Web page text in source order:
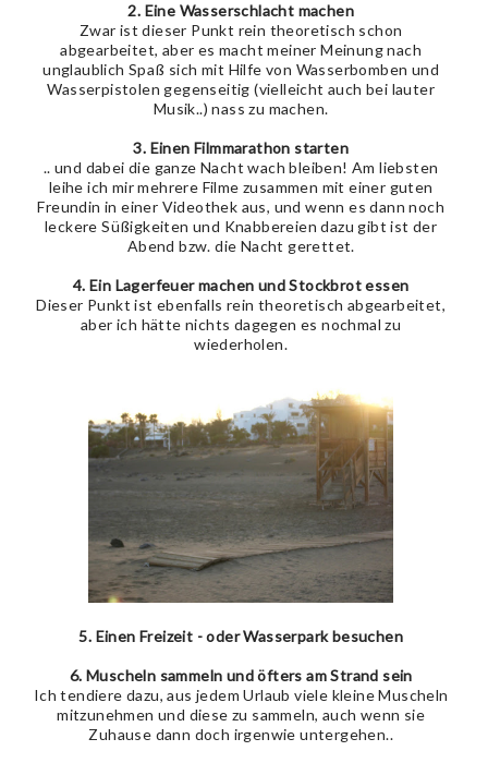
2. Eine Wasserschlacht machen
Zwar ist dieser Punkt rein theoretisch schon
abgearbeitet, aber es macht meiner Meinung nach
unglaublich Spaß sich mit Hilfe von Wasserbomben und
Wasserpistolen gegenseitig (vielleicht auch bei lauter
Musik..) nass zu machen.
3. Einen Filmmarathon starten
.. und dabei die ganze Nacht wach bleiben! Am liebsten
leihe ich mir mehrere Filme zusammen mit einer guten
Freundin in einer Videothek aus, und wenn es dann noch
leckere Süßigkeiten und Knabbereien dazu gibt ist der
Abend bzw. die Nacht gerettet.
4. Ein Lagerfeuer machen und Stockbrot essen
Dieser Punkt ist ebenfalls rein theoretisch abgearbeitet,
aber ich hätte nichts dagegen es nochmal zu
wiederholen.
5. Einen Freizeit - oder Wasserpark besuchen
6. Muscheln sammeln und öfters am Strand sein
Ich tendiere dazu, aus jedem Urlaub viele kleine Muscheln
mitzunehmen und diese zu sammeln, auch wenn sie
Zuhause dann doch irgenwie untergehen..